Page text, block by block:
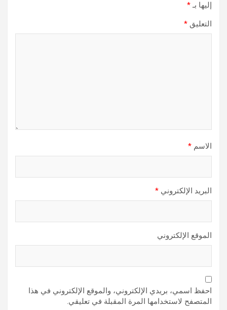
إليها بـ*
التعليق *
الاسم *
البريد الإلكتروني *
الموقع الإلكتروني
احفظ اسمي، بريدي الإلكتروني، والموقع الإلكتروني في هذا
المتصفح لاستخدامها المرة المقبلة في تعليقي.